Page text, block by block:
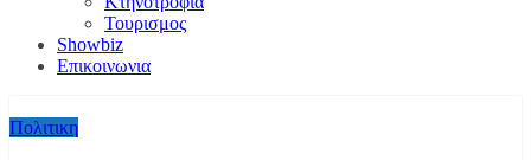
Τουρισμος
Showbiz
Επικοινωνια
Πολιτικη